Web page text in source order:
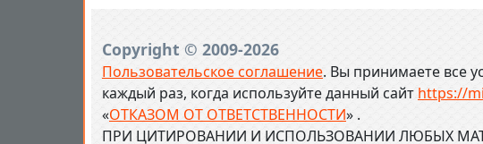
Copyright © 2009-2026
Пользовательское соглашение. Вы принимаете все
каждый раз, когда используйте данный сайт https://
«ОТКАЗОМ ОТ ОТВЕТСТВЕННОСТИ» .
ПРИ ЦИТИРОВАНИИ И ИСПОЛЬЗОВАНИИ ЛЮБЫХ